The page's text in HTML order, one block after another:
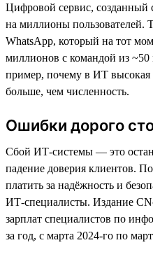
Цифровой сервис, созданный
на миллионы пользователей.
WhatsApp, который на тот
миллионов с командой из
пример, почему в ИТ высокая
больше, чем численность.
Ошибки дорого
Сбой ИТ-системы — это
падение доверия клиентов.
платить за надёжность и
ИТ-специалисты. Издание
зарплат специалистов по
за год, с марта 2024-го по